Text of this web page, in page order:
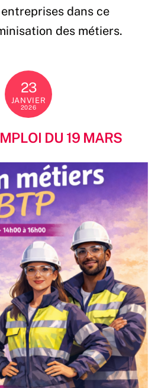
dans ce
des métiers.
23
JANVIER
2026
DU 19 MARS